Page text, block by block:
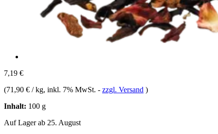
7,19 €
(71,90 € / kg, inkl. 7% MwSt. - zzgl. Versand )
Inhalt: 100 g
Auf Lager ab 25. August